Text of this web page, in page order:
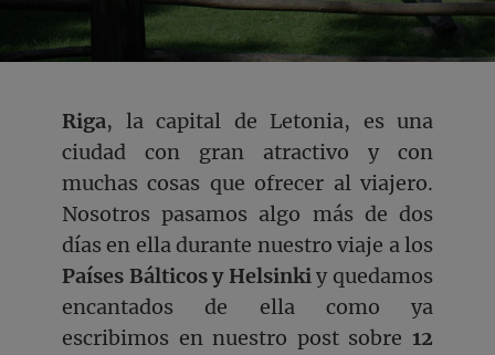
Riga, la capital de Letonia, es una
ciudad con gran atractivo y con
muchas cosas que ofrecer al viajero.
Nosotros pasamos algo más de dos
días en ella durante nuestro viaje a los
Países Bálticos y Helsinkiy quedamos
encantados de ella como ya
escribimos en nuestro post sobre 12